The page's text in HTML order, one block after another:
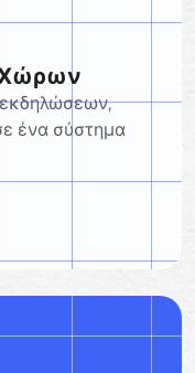
Χώρων
εκδηλώσεων,
ένα σύστημα